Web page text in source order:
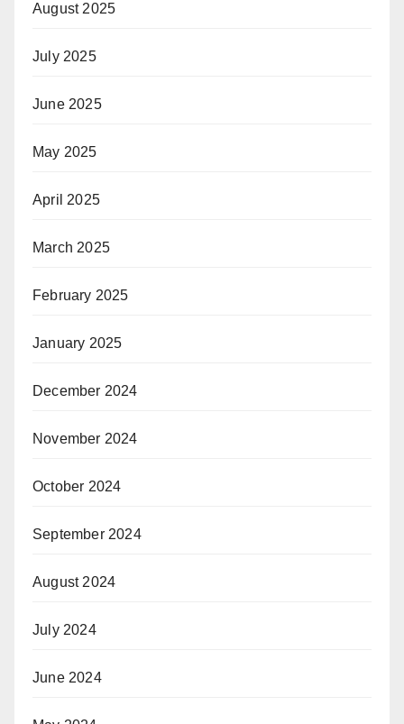
August 2025
July 2025
June 2025
May 2025
April 2025
March 2025
February 2025
January 2025
December 2024
November 2024
October 2024
September 2024
August 2024
July 2024
June 2024